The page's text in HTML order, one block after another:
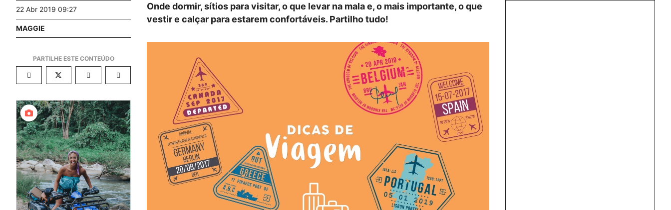
22 Abr 2019 09:27
MAGGIE
Onde dormir, sítios para visitar, o que levar na mala e, o mais importante, o que
vestir e calçar para estarem confortáveis. Partilho tudo!